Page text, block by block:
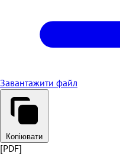
Завантажити файл
Копіювати
[PDF]